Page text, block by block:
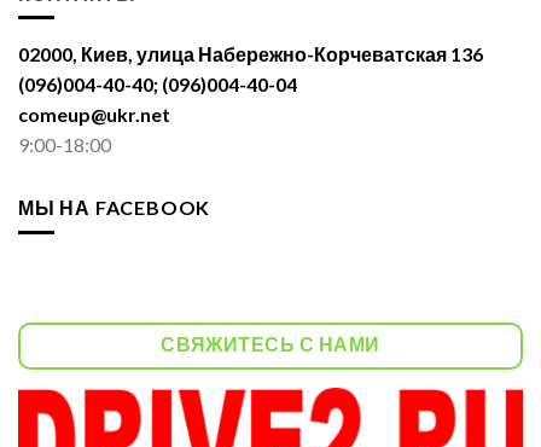
02000, Киев, улица Набережно-Корчеватская 136
(096)004-40-40; (096)004-40-04
comeup@ukr.net
9:00-18:00
МЫ НА FACEBOOK
СВЯЖИТЕСЬ С НАМИ